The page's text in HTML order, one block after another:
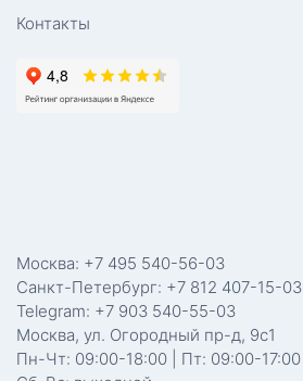
Контакты
Москва: +7 495 540-56-03
Санкт-Петербург: +7 812 407-15-03
Telegram: +7 903 540-55-03
Москва, ул. Огородный пр-д, 9с1
Пн-Чт: 09:00-18:00 | Пт: 09:00-17:00